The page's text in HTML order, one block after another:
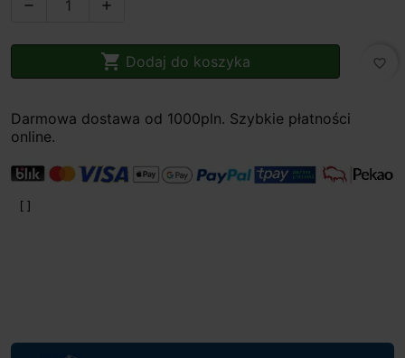
 
 Dodaj do koszyka favorite_border
Darmowa dostawa od 1000pln. Szybkie płatności
online.